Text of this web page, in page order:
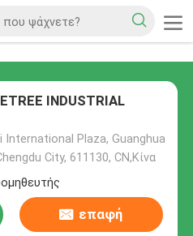
INDUSTRIAL
International Plaza, Guanghua
City, 611130, CN,Κίνα
επαφή